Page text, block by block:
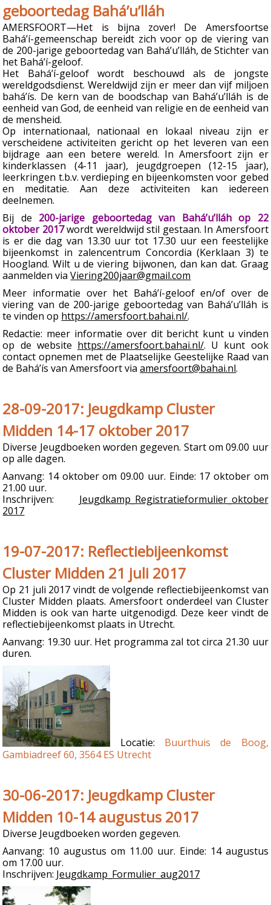
geboortedag Bahá’u’lláh
AMERSFOORT—Het is bijna zover! De Amersfoortse
Bahá’í-gemeenschap bereidt zich voor op de viering van
de 200-jarige geboortedag van Bahá’u’lláh, de Stichter van
het Bahá’í-geloof.
Het Bahá’í-geloof wordt beschouwd als de jongste
wereldgodsdienst. Wereldwijd zijn er meer dan vijf miljoen
bahá’ís. De kern van de boodschap van Bahá’u’lláh is de
eenheid van God, de eenheid van religie en de eenheid van
de mensheid.
Op internationaal, nationaal en lokaal niveau zijn er
verscheidene activiteiten gericht op het leveren van een
bijdrage aan een betere wereld. In Amersfoort zijn er
kinderklassen (4-11 jaar), jeugdgroepen (12-15 jaar),
leerkringen t.b.v. verdieping en bijeenkomsten voor gebed
en meditatie. Aan deze activiteiten kan iedereen
deelnemen.
Bij de 200-jarige geboortedag van Bahá’u’lláh op 22
oktober 2017wordt wereldwijd stil gestaan. In Amersfoort
is er die dag van 13.30 uur tot 17.30 uur een feestelijke
bijeenkomst in zalencentrum Concordia (Kerklaan 3) te
Hoogland. Wilt u de viering bijwonen, dan kan dat. Graag
aanmelden viaViering200jaar@gmail.com
Meer informatie over het Bahá’í-geloof en/of over de
viering van de 200-jarige geboortedag van Bahá’u’lláh is
te vinden op https://amersfoort.bahai.nl/.
Redactie: meer informatie over dit bericht kunt u vinden
op de website https://amersfoort.bahai.nl/. U kunt ook
contact opnemen met de Plaatselijke Geestelijke Raad van
de Bahá’ís van Amersfoort viaamersfoort@bahai.nl.
28-09-2017: Jeugdkamp Cluster
Midden 14-17 oktober 2017
Diverse Jeugdboeken worden gegeven. Start om 09.00 uur
op alle dagen.
Aanvang: 14 oktober om 09.00 uur. Einde: 17 oktober om
21.00 uur.
Inschrijven: Jeugdkamp_Registratieformulier_oktober
2017
19-07-2017: Reflectiebijeenkomst
Cluster Midden 21 juli 2017
Op 21 juli 2017 vindt de volgende reflectiebijeenkomst van
Cluster Midden plaats. Amersfoort onderdeel van Cluster
Midden is ook van harte uitgenodigd. Deze keer vindt de
reflectiebijeenkomst plaats in Utrecht.
Aanvang: 19.30 uur. Het programma zal tot circa 21.30 uur
duren.
Locatie: Buurthuis de Boog,
Gambiadreef 60, 3564 ES Utrecht
30-06-2017: Jeugdkamp Cluster
Midden 10-14 augustus 2017
Diverse Jeugdboeken worden gegeven.
Aanvang: 10 augustus om 11.00 uur. Einde: 14 augustus
om 17.00 uur.
Inschrijven: Jeugdkamp_Formulier_aug2017